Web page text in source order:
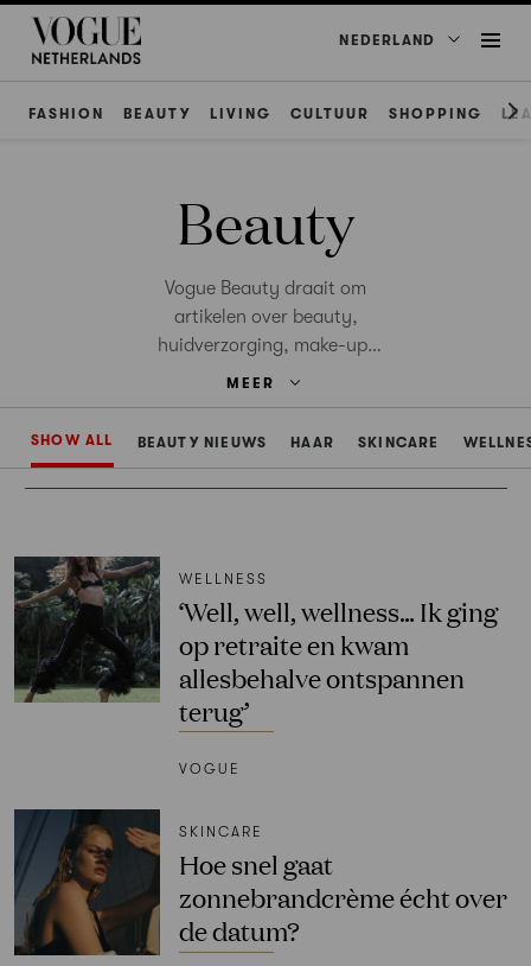
NEDERLAND
FASHION BEAUTY LIVING CULTUUR SHOPPING
Beauty
Vogue Beauty draait om
artikelen over beauty,
huidverzorging, make-up,
skincare en wellness.
MEER
SHOW ALL BEAUTY NIEUWS HAAR SKINCARE
WELLNESS
‘Well, well, wellness… Ik ging
op retraite en kwam
allesbehalve ontspannen
terug’
VOGUE
SKINCARE
Hoe snel gaat
zonnebrandcrème écht over
de datum?